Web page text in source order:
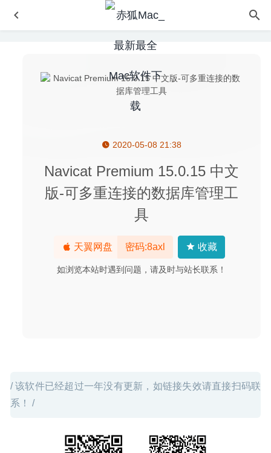
2020-05-08 21:38
Navicat Premium 15.0.15 中文
版-可多重连接的数据库管理工
具
天翼网盘 密码:8axl 收藏
如浏览本站时遇到问题，请及时与站长联系！
/ 该软件已经超过一年没有更新，如链接失效请直接扫码联
系！ /
SecureCRT 8.7.3 – SSH/Telnet终端模拟器
Elmedia Player Pro 8.24 中文版-MacOS全能视频播放器
iRightMouse 2.1.7 中文专业版-最强大的Mac右键菜单扩展
2020-05-11